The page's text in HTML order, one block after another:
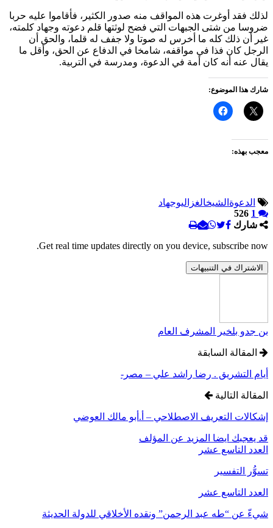
لذلك فقد أوغرت هذه المواقف منه صدور الكثير، فأقاموا عليه حربا
ضروسا من شتى الجبهات التي فضح لوثتها قلم دعوته وجهاد كلمته،
غير أن ذلك كله ما أخرس له صوتا ولا جفف له قلما، والحق أن
الرجل كان فذا في مواقفه، شامخا في الدفاع عن الحق، وأقل ما
يقال عنه أنه كان أمة في الدعوة، ومدرسة في التربية.
شارك هذا الموضوع:
معجب بهذه:
الدعوة الشيخالغزاليوجهاد
1
526
شارك
Get real time updates directly on you device, subscribe now.
الاشتراك في التنبيهات
بن جدو بلخير المشرف العام
المقالة السابقة
أيام التشريق . رضا راشد علي – مصر-
المقالة التالية
إشكالات التعريف الاصطلاحي – أ.أبو مالك العوضي
قد يعجبك ايضا المزيد عن المؤلف
العدد التاسع عشر
تسوُّر التفسير
العدد التاسع عشر
شيءّ عن “طه عبد الرحمن” ونقده الأخلاقي للدولة الحديثة